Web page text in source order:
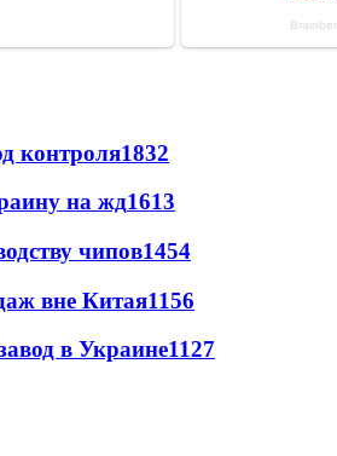
контроля1832
на жд1613
чипов1454
вне Китая1156
в Украине1127